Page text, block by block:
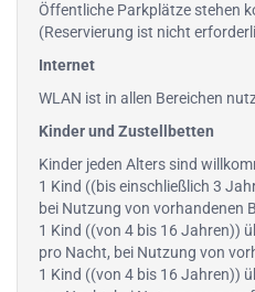
Öffentliche Parkplätze stehen
(Reservierung ist nicht
Internet
WLAN ist in allen Bereichen
Kinder und Zustellbetten
Kinder jeden Alters sind
1 Kind ((bis einschließlich 3
bei Nutzung von vorhandenen
1 Kind ((von 4 bis 16 Jahren))
pro Nacht, bei Nutzung von
1 Kind ((von 4 bis 16 Jahren))